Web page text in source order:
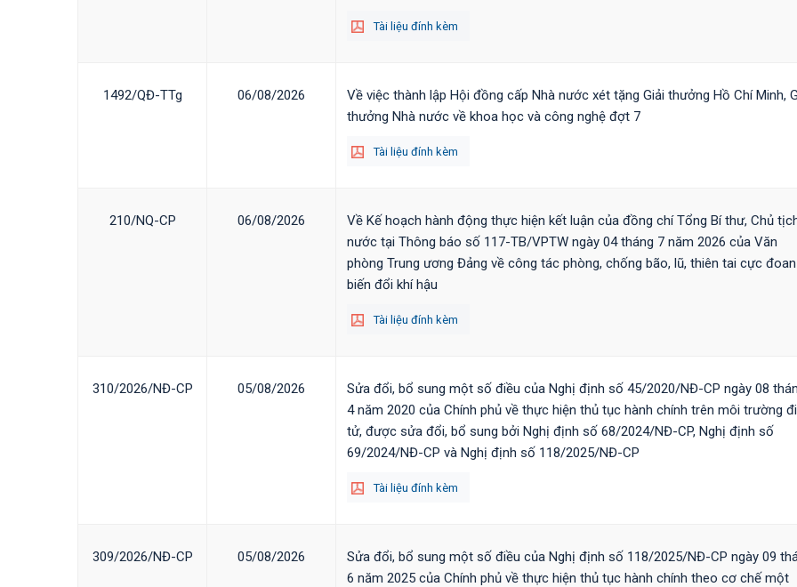
Tài liệu đính kèm
1492/QĐ-TTg 06/08/2026
Về việc thành lập Hội đồng cấp Nhà nước xét tặng Giải thưởng Hồ Chí Minh,
thưởng Nhà nước về khoa học và công nghệ đợt 7
Tài liệu đính kèm
210/NQ-CP 06/08/2026
Về Kế hoạch hành động thực hiện kết luận của đồng chí Tổng Bí thư, Chủ
nước tại Thông báo số 117-TB/VPTW ngày 04 tháng 7 năm 2026 của Văn
phòng Trung ương Đảng về công tác phòng, chống bão, lũ, thiên tai cực
biến đổi khí hậu
Tài liệu đính kèm
310/2026/NĐ-CP 05/08/2026
Sửa đổi, bổ sung một số điều của Nghị định số 45/2020/NĐ-CP ngày 08
4 năm 2020 của Chính phủ về thực hiện thủ tục hành chính trên môi trường
tử, được sửa đổi, bổ sung bởi Nghị định số 68/2024/NĐ-CP, Nghị định số
69/2024/NĐ-CP và Nghị định số 118/2025/NĐ-СР
Tài liệu đính kèm
309/2026/NĐ-CP 05/08/2026
Sửa đổi, bổ sung một số điều của Nghị định số 118/2025/NĐ-CP ngày 09
6 năm 2025 của Chính phủ về thực hiện thủ tục hành chính theo cơ chế một